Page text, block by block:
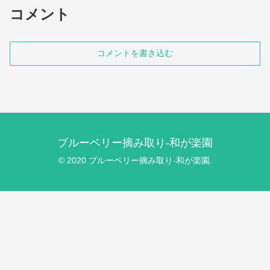
コメント
コメントを書き込む
ブルーベリー摘み取り-和が楽園
© 2020 ブルーベリー摘み取り-和が楽園.